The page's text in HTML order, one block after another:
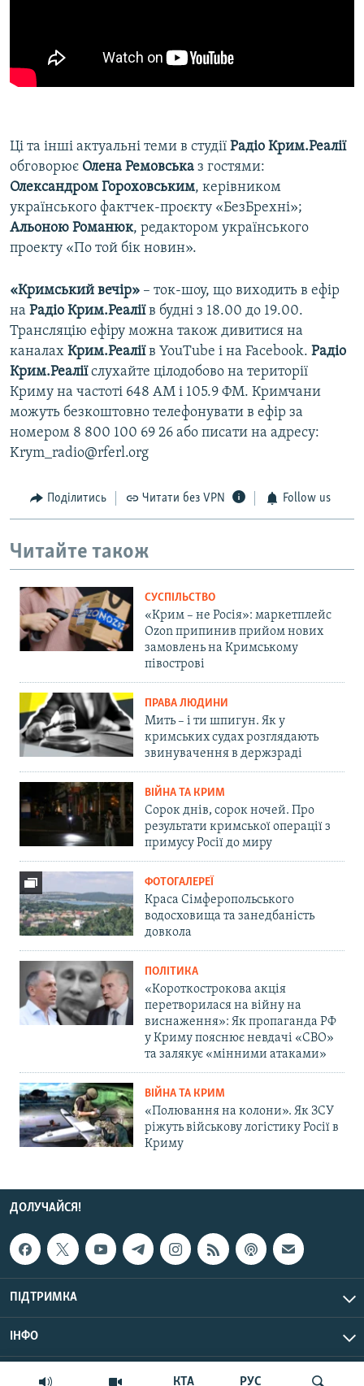
КТА РУС
Ці та інші актуальні теми в студії Радіо Крим.Реалії
обговорює Олена Ремовська з гостями:
Олександром Гороховським, керівником
українського фактчек-проєкту «БезБрехні»;
Альоною Романюк, редактором українського
проекту «По той бік новин».
«Кримський вечір» – ток-шоу, що виходить в ефір
на Радіо Крим.Реаліїв будні з 18.00 до 19.00.
Трансляцію ефіру можна також дивитися на
каналах Крим.Реаліїв YouTube і на Facebook. Радіо
Крим.Реаліїслухайте цілодобово на території
Криму на частоті 648 АМ і 105.9 ФМ. Кримчани
можуть безкоштовно телефонувати в ефір за
номером 8 800 100 69 26 або писати на адресу:
Krym_radio@rferl.org
Поділитись Читати без VPN Follow us
Читайте також
СУСПІЛЬСТВО
«Крим – не Росія»: маркетплейс
Ozon припинив прийом нових
замовлень на Кримському
півострові
ПРАВА ЛЮДИНИ
Мить – і ти шпигун. Як у
кримських судах розглядають
звинувачення в держзраді
ВІЙНА ТА КРИМ
Сорок днів, сорок ночей. Про
результати кримської операції з
примусу Росії до миру
ФОТОГАЛЕРЕЇ
Краса Сімферопольського
водосховища та занедбаність
довкола
ПОЛІТИКА
«Короткострокова акція
перетворилася на війну на
виснаження»: Як пропаганда РФ
у Криму пояснює невдачі «СВО»
та залякує «мінними атаками»
ВІЙНА ТА КРИМ
«Полювання на колони». Як ЗСУ
ріжуть військову логістику Росії в
Криму
ДОЛУЧАЙСЯ!
ПІДТРИМКА
ІНФО
© Крим.Реалії, 2026 | Усі права застережено.